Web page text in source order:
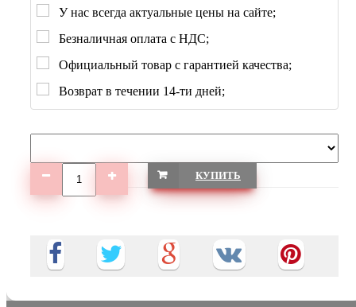
У нас всегда актуальные цены на сайте;
Безналичная оплата с НДС;
Официальный товар с гарантией качества;
Возврат в течении 14-ти дней;
КУПИТЬ